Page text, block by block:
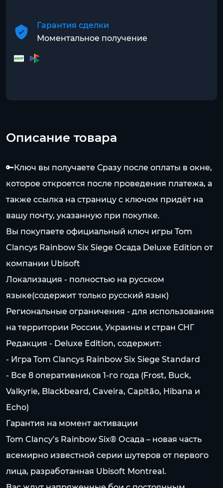
Гарантия сделки
Моментальное получение
Описание товара
🔑Ключ вы получаете Сразу после оплаты в окне,
которое откроется после проведения платежа, а
также ссылка на страницу с ключом придёт на
вашу почту, указанную при покупке.
Вы покупаете официальный ключ игры Tom
Clancys Rainbow Six Siege Осада Deluxe Edition от
компании Ubisoft
Локализация - полностью на русском
языке(содержит только русский язык)
Региональные ограничения - для использования
на территории России, Украины и стран СНГ
Редакция - Deluxe Edition, содержит:
- Игра Tom Clancys Rainbow Six Siege Standard
- Все 8 оперативников 1-го года (Frost, Buck,
Valkyrie, Blackbeard, Caveira, Capitão, Hibana и
Echo)
Гарантия на момент активации
Tom Clancy’s Rainbow Six® Осада – новая часть
всемирно известной серии шутеров от первого
лица, разработанная Ubisoft Montreal.